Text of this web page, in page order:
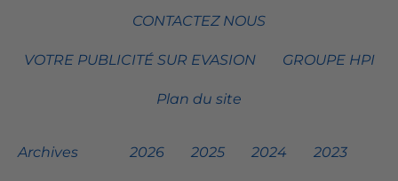
CONTACTEZ NOUS
VOTRE PUBLICITÉ SUR EVASION GROUPE HPI
Plan du site
Archives 2026 2025 2024 2023